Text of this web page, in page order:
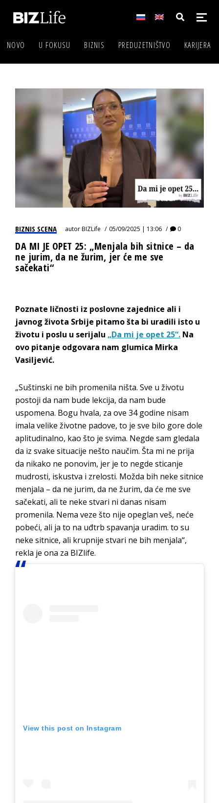
NOVO U FOKUSU BIZNIS PREDUZETNIŠTVO KARIJERA
BIZNIS SCENA autorBIZLife 05/09/2025 | 13:06 0
DA MI JE OPET 25: „Menjala bih sitnice – da
ne jurim, da ne žurim, jer će me sve
sačekati“
Poznate ličnosti iz poslovne zajednice ali i
javnog života Srbije pitamo šta bi uradili isto u
životu i poslu u serijalu „Da mi je opet 25“. Na
ovo pitanje odgovara nam glumica Mirka
Vasiljević.
„Suštinski ne bih promenila ništa. Sve u životu
postoji da nam bude lekcija, da nam bude
uspomena. Bogu hvala, za ove 34 godine nisam
imala velike životne padove, to je sve bilo gore dole
aplitudinalno, kao što je svima. Negde sam gledala
da iz svake situacije nešto naučim. Šta mi ne prija
da nikako ne ponovim, jer je to negde sticanje
mudrosti, iskustva i zrelosti. Možda bih neke sitnice
menjala – da ne jurim, da ne žurim, da će me sve
sačekati, ali te neke stvari ni danas nisam
promenila. Nema veze što nije opeglan veš, neće
pobeći, ali ja to na uđtrb spavanja uradim. to su
neke sitnice, ali krupnije stvari ne bih menjala“,
rekla je ona za BIZlife.
View this post on Instagram